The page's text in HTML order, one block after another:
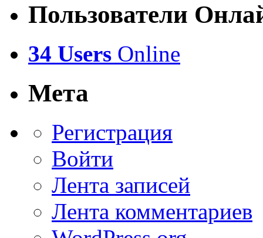
Пользователи
34 Users Online
Мета
Регистрация
Войти
Лента записей
Лента комментариев